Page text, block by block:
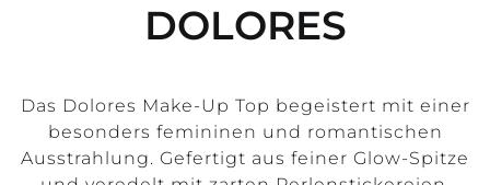
DOLORES
Das Dolores Make-Up Top begeistert mit einer
besonders femininen und romantischen
Ausstrahlung. Gefertigt aus feiner Glow-Spitze